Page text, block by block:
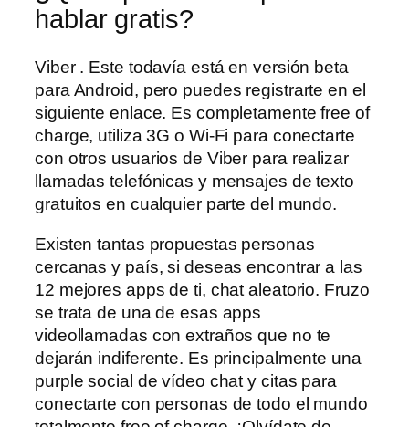
hablar gratis?
Viber . Este todavía está en versión beta
para Android, pero puedes registrarte en el
siguiente enlace. Es completamente free of
charge, utiliza 3G o Wi-Fi para conectarte
con otros usuarios de Viber para realizar
llamadas telefónicas y mensajes de texto
gratuitos en cualquier parte del mundo.
Existen tantas propuestas personas
cercanas y país, si deseas encontrar a las
12 mejores apps de ti, chat aleatorio. Fruzo
se trata de una de esas apps
videollamadas con extraños que no te
dejarán indiferente. Es principalmente una
purple social de vídeo chat y citas para
conectarte con personas de todo el mundo